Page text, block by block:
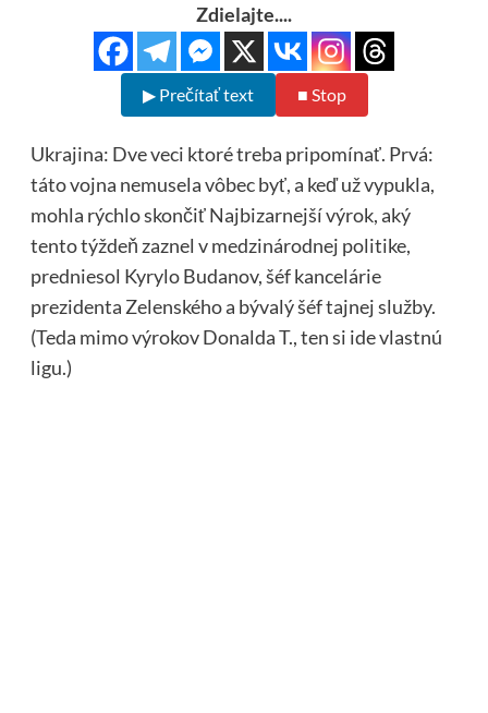
Zdielajte....
▶ Prečítať text ■ Stop
Ukrajina: Dve veci ktoré treba pripomínať. Prvá:
táto vojna nemusela vôbec byť, a keď už vypukla,
mohla rýchlo skončiť Najbizarnejší výrok, aký
tento týždeň zaznel v medzinárodnej politike,
predniesol Kyrylo Budanov, šéf kancelárie
prezidenta Zelenského a bývalý šéf tajnej služby.
(Teda mimo výrokov Donalda T., ten si ide vlastnú
ligu.)